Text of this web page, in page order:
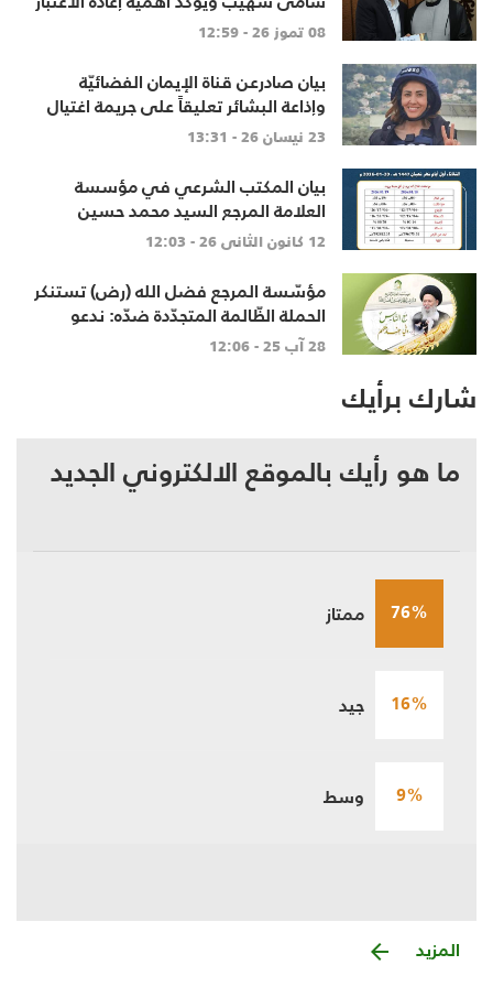
للعقل والحوار النقدي
08 تموز 26 - 12:59
بيان صادرعن قناة الإيمان الفضائيّة
وإذاعة البشائر تعليقاً على جريمة اغتيال
الشهيدة آمال الخليل
23 نيسان 26 - 13:31
بيان المكتب الشرعي في مؤسسة
العلامة المرجع السيد محمد حسين
فضل الله "رض" في تحديد بداية شهر
شعبان لعام 1447هـ
12 كانون الثاني 26 - 12:03
مؤسّسة المرجع فضل الله (رض) تستنكر
الحملة الظّالمة المتجدّدة ضدّه: ندعو
المحطّة التّلفزيونيّة الّتي أساءت له
لخطوات تصحيحيّة
28 آب 25 - 12:06
شارك برأيك
ما هو رأيك بالموقع الالكتروني الجديد
76% ممتاز
16% جيد
9% وسط
المزيد